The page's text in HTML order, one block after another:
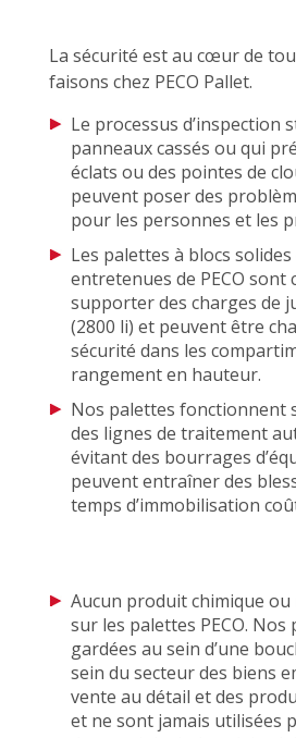
La sécurité est au cœur de
faisons chez PECO Pallet.
Le processus d’inspection
panneaux cassés ou qui
éclats ou des pointes de
peuvent poser des
pour les personnes et les
Les palettes à blocs
entretenues de PECO sont
supporter des charges de
(2800 li) et peuvent être
sécurité dans les
rangement en hauteur.
Nos palettes fonctionnent
des lignes de traitement
évitant des bourrages
peuvent entraîner des
temps d’immobilisation
Aucun produit chimique ou
sur les palettes PECO.
gardées au sein d’une
sein du secteur des biens
vente au détail et des
et ne sont jamais utilisées